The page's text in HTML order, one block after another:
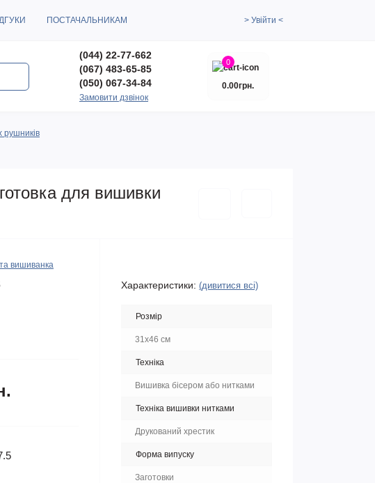
ПОСТАЧАЛЬНИКАМ > Увійти <
(044) 22-77-662
(067) 483-65-85
(050) 067-34-84
Замовити дзвінок
0
0.00грн.
рушників
для вишивки
вишиванка
Характеристики: (дивитися всі)
Розмір
31х46 см
Техніка
Вишивка бісером або нитками
Техніка вишивки нитками
Друкований хрестик
Форма випуску
Заготовки